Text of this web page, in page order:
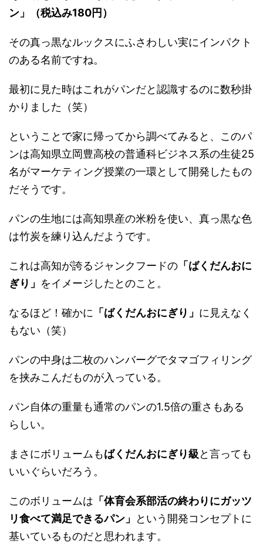
ン」（税込み180円）
その真っ黒なルックスにふさわしい実にインパクト
のある名前ですね。
最初に見た時はこれがパンだと認識するのに数秒掛
かりました（笑）
ということで家に帰ってから調べてみると、このパ
ンは高知県立岡豊高校の普通科ビジネス系の生徒25
名がマーケティング授業の一環として開発したもの
だそうです。
パンの生地には高知県産の米粉を使い、真っ黒な色
は竹炭を練り込んだようです。
これは高知が誇るジャンクフードの 「ばくだんおに
ぎり」 をイメージしたとのこと。
なるほど！確かに 「ばくだんおにぎり」 に見えなく
もない（笑）
パンの中身は二枚のハンバーグでタマゴフィリング
を挟みこんだものが入っている。
パン自体の重量も通常のパンの1.5倍の重さもある
らしい。
まさにボリュームもばくだんおにぎり級 と言っても
いいぐらいだろう。
このボリュームは 「体育会系部活の終わりにガッツ
リ食べて満足できるパン」
という開発コンセプトに
基いているものだと思われます。